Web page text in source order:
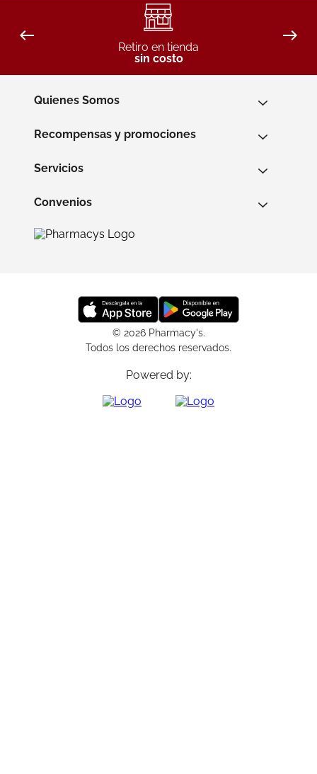
Retiro en tienda
sin costo
Quienes Somos
Recompensas y promociones
Servicios
Convenios
© 2026 Pharmacy's.
Todos los derechos reservados.
Powered by: